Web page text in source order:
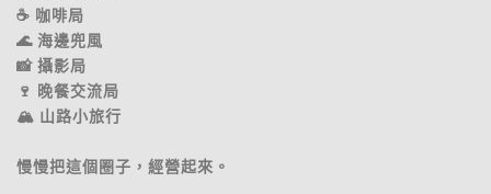
☕ 咖啡局
🌊 海邊兜風
📸 攝影局
🍷 晚餐交流局
🏔 山路小旅行
慢慢把這個圈子，經營起來。